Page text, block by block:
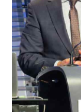
Forschung &
Change Leader
Keynote
Ihr Nutzen
Merchandise
Downloads
Presseberichte